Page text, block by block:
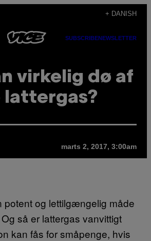
+ DANISH
SUBSCRIBENEWSLETTER
virkelig dø af
lattergas?
marts 2, 2017, 3:00am
potent og lettilgængelig måde
så er lattergas vanvittigt
kan fås for småpenge, hvis